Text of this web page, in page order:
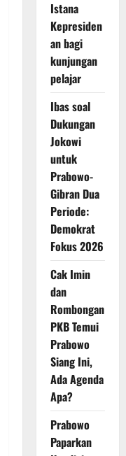
Istana
Kepresiden
an bagi
kunjungan
pelajar
Ibas soal
Dukungan
Jokowi
untuk
Prabowo-
Gibran Dua
Periode:
Demokrat
Fokus 2026
Cak Imin
dan
Rombongan
PKB Temui
Prabowo
Siang Ini,
Ada Agenda
Apa?
Prabowo
Paparkan